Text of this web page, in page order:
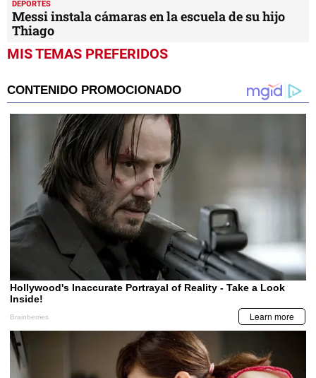
DEPORTES
Messi instala cámaras en la escuela de su hijo
Thiago
MIS TEMAS PREFERIDOS